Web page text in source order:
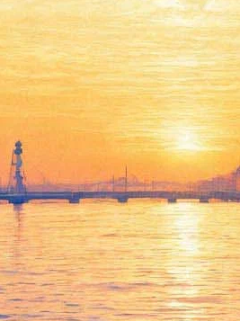
как машина